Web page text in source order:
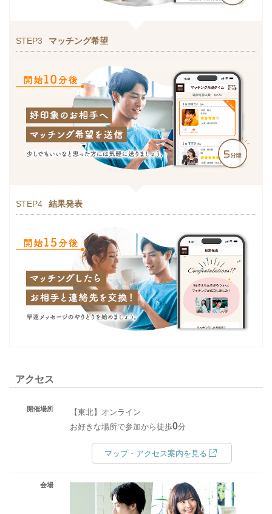
STEP3 マッチング希望
STEP4 結果発表
アクセス
開催場所
【東北】オンライン
お好きな場所で参加から徒歩0分
マップ・アクセス案内を見る
会場